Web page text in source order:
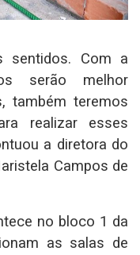
sentidos. Com a
serão melhor
também teremos
realizar esses
a diretora do
Campos de
no bloco 1 da
as salas de